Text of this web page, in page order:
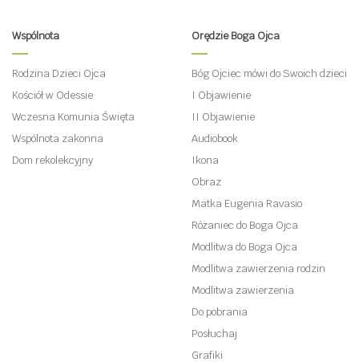
Wspólnota
Rodzina Dzieci Ojca
Kościół w Odessie
Wczesna Komunia Święta
Wspólnota zakonna
Dom rekolekcyjny
Orędzie Boga Ojca
Bóg Ojciec mówi do Swoich dzieci
I Objawienie
II Objawienie
Audiobook
Ikona
Obraz
Matka Eugenia Ravasio
Różaniec do Boga Ojca
Modlitwa do Boga Ojca
Modlitwa zawierzenia rodzin
Modlitwa zawierzenia
Do pobrania
Posłuchaj
Grafiki